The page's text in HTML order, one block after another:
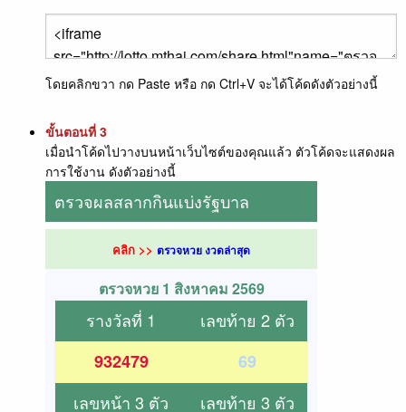
โดยคลิกขวา กด Paste หรือ กด Ctrl+V จะได้โค้ดดังตัวอย่างนี้
ขั้นตอนที่ 3
เมื่อนำโค้ดไปวางบนหน้าเว็บไซต์ของคุณแล้ว ตัวโค้ดจะแสดงผล
การใช้งาน ดังตัวอย่างนี้